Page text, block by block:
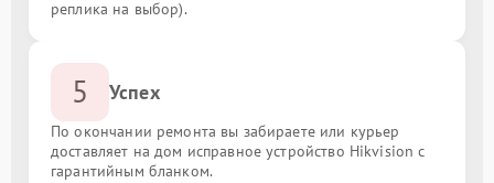
реплика на выбор).
5 Успех
По окончании ремонта вы забираете или курьер
доставляет на дом исправное устройство Hikvision с
гарантийным бланком.